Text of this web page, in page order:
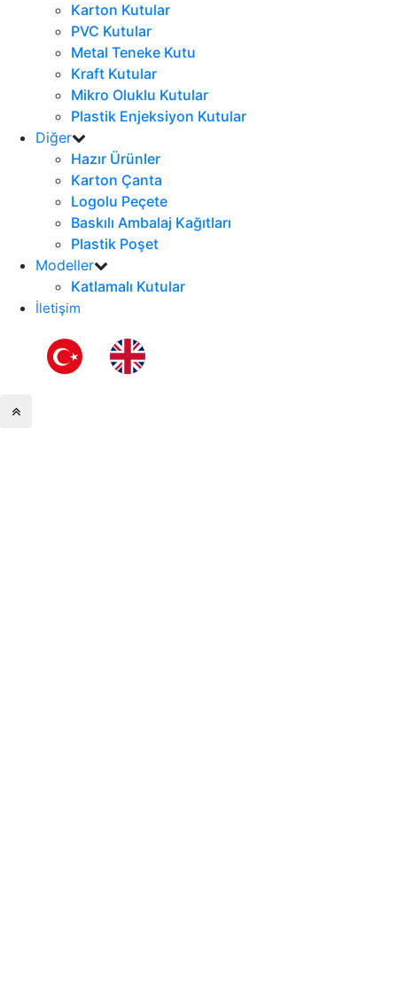
Karton Kutular
PVC Kutular
Metal Teneke Kutu
Kraft Kutular
Mikro Oluklu Kutular
Plastik Enjeksiyon Kutular
Diğer
Hazır Ürünler
Karton Çanta
Logolu Peçete
Baskılı Ambalaj Kağıtları
Plastik Poşet
Modeller
Katlamalı Kutular
İletişim